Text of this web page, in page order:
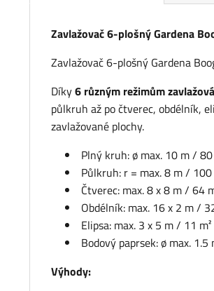
Zavlažovač 6-plošný Gardena
Zavlažovač 6-plošný Gardena
Díky6 různým režimům
půlkruh až po čtverec, obdélník,
zavlažované plochy.
Plný kruh: ø max. 10 m / 80
Půlkruh: r = max. 8 m / 100
Čtverec: max. 8 x 8 m / 64
Obdélník: max. 16 x 2 m /
Elipsa: max. 3 x 5 m / 11 m²
Bodový paprsek: ø max. 1.5
Výhody: